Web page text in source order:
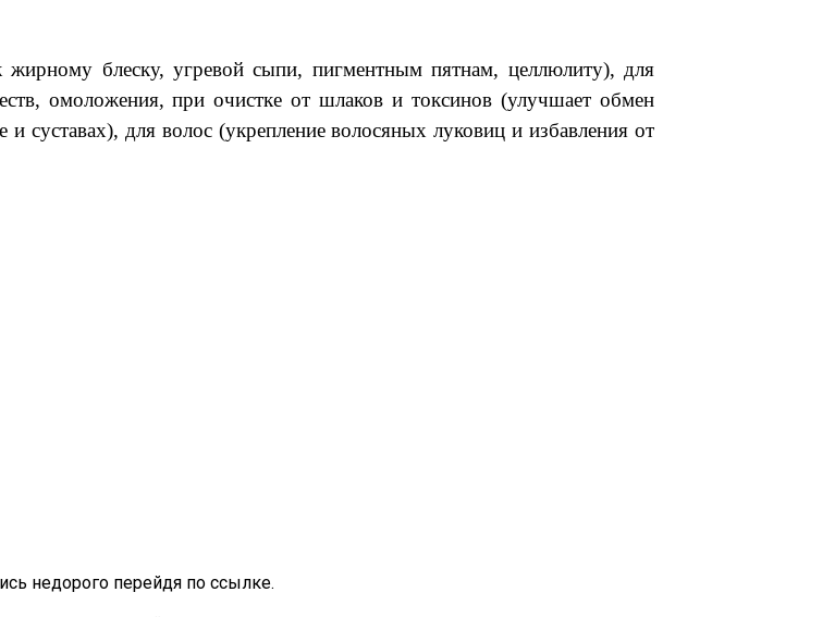
блеску, угревой сыпи, пигментным пятнам, целлюлиту), для
омоложения, при очистке от шлаков и токсинов (улучшает обмен
суставах), для волос (укрепление волосяных луковиц и избавления от
недорого перейдя по ссылке.